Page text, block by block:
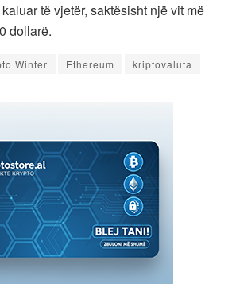
të vjetër, saktësisht një vit më
dollarë.
Winter Ethereum kriptovaluta